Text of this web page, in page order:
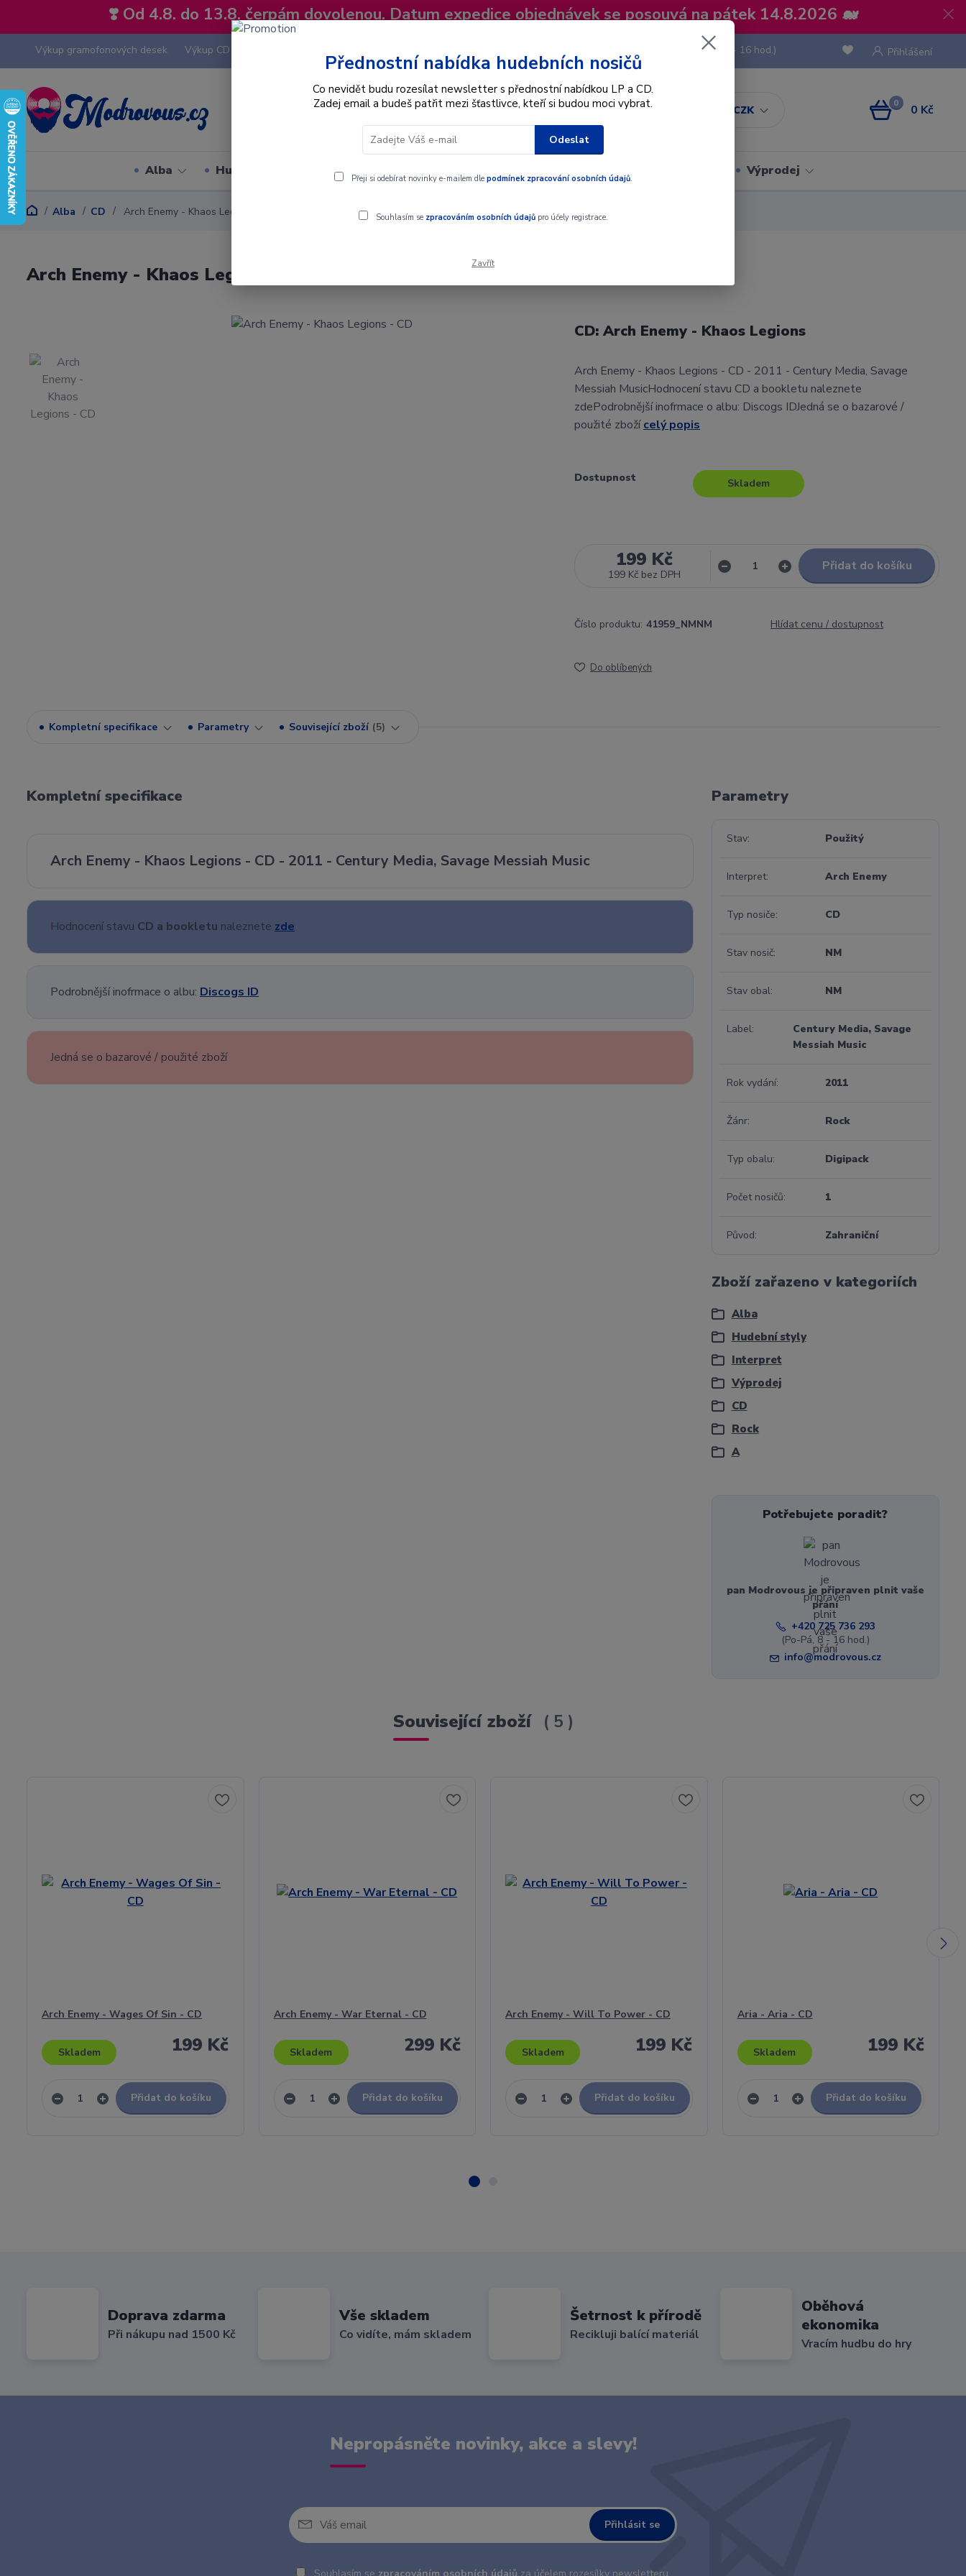
❣️ Od 4.8. do 13.8. čerpám dovolenou. Datum expedice objednávek se posouvá na pátek 14.8.2026 🐋
Výkup gramofonových desek Výkup CD
CZK
Přihlášení
Hledat
(Po-Pá, 8 - 16 hod.)
0 0 Kč
Alba Hudební styly Interpret Dárkové poukazy Výprodej
Alba CD Arch Enemy - Khaos Legions - CD
Arch Enemy - Khaos Legions - CD
CD: Arch Enemy - Khaos Legions
Arch Enemy - Khaos Legions - CD - 2011 - Century Media, Savage
Messiah MusicHodnocení stavu CD a bookletu naleznete
zdePodrobnější inofrmace o albu: Discogs IDJedná se o bazarové /
použité zbožícelý popis
Dostupnost Skladem
199 Kč
199 Kč bez DPH
Přidat do košíku
Číslo produktu: 41959_NMNM Hlídat cenu / dostupnost
Do oblíbených
Kompletní specifikace Parametry Související zboží 5
Kompletní specifikace
Arch Enemy - Khaos Legions - CD - 2011 - Century Media, Savage Messiah Music
Hodnocení stavu CD a bookletu naleznete zde
Podrobnější inofrmace o albu: Discogs ID
Jedná se o bazarové / použité zboží
Parametry
Stav Použitý
Interpret Arch Enemy
Typ nosiče CD
Stav nosič NM
Stav obal NM
Label
Century Media, Savage
Messiah Music
Rok vydání 2011
Žánr Rock
Typ obalu Digipack
Počet nosičů 1
Původ Zahraniční
Zboží zařazeno v kategoriích
Alba
Hudební styly
Interpret
Výprodej
CD
Rock
A
Potřebujete poradit?
pan Modrovous je připraven plnit vaše
přání
+420 725 736 293
(Po-Pá, 8 - 16 hod.)
info@modrovous.cz
Související zboží 5
Arch Enemy - Wages Of Sin - CD
199 Kč
Skladem
Přidat do košíku
Arch Enemy - War Eternal - CD
299 Kč
Skladem
Přidat do košíku
Arch Enemy - Will To Power - CD
199 Kč
Skladem
Přidat do košíku
Aria - Aria - CD
199 Kč
Skladem
Přidat do košíku
Doprava zdarma
Při nákupu nad 1500 Kč
Vše skladem
Co vidíte, mám skladem
Šetrnost k přírodě
Recikluji balící materiál
Oběhová
ekonomika
Vracím hudbu do hry
Nepropásněte novinky, akce a slevy!
Přihlásit se
Přednostní nabídka hudebních nosičů
Co nevidět budu rozesílat newsletter s přednostní nabídkou LP a CD.
Zadej email a budeš patřit mezi šťastlivce, kteří si budou moci vybrat.
Odeslat
Přeji si odebírat novinky e-mailem dle podmínek zpracování osobních údajů.
Souhlasím se zpracováním osobních údajůpro účely registrace.
Zavřít